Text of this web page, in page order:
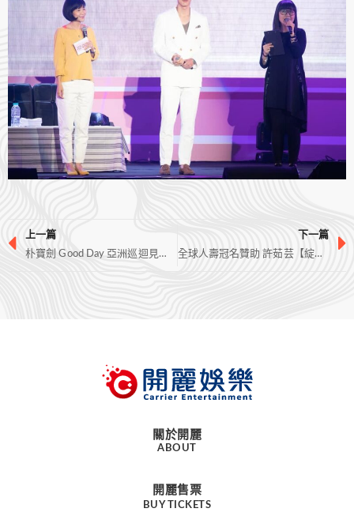
上一篇
朴寶劍 Good Day 亞洲巡迴見面會2019-香港站
下一篇
全球人壽冠名贊助 許茹芸【綻放的綻放的綻放】巡迴演唱會 – 台北站
關於開麗
ABOUT
開麗售票
BUY TICKETS